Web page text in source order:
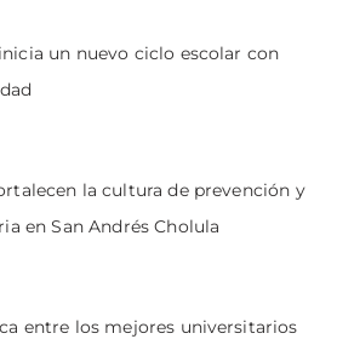
un nuevo ciclo escolar con
la cultura de prevención y
en San Andrés Cholula
entre los mejores universitarios